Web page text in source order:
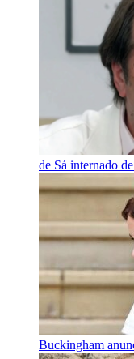
de Sá internado
Buckingham